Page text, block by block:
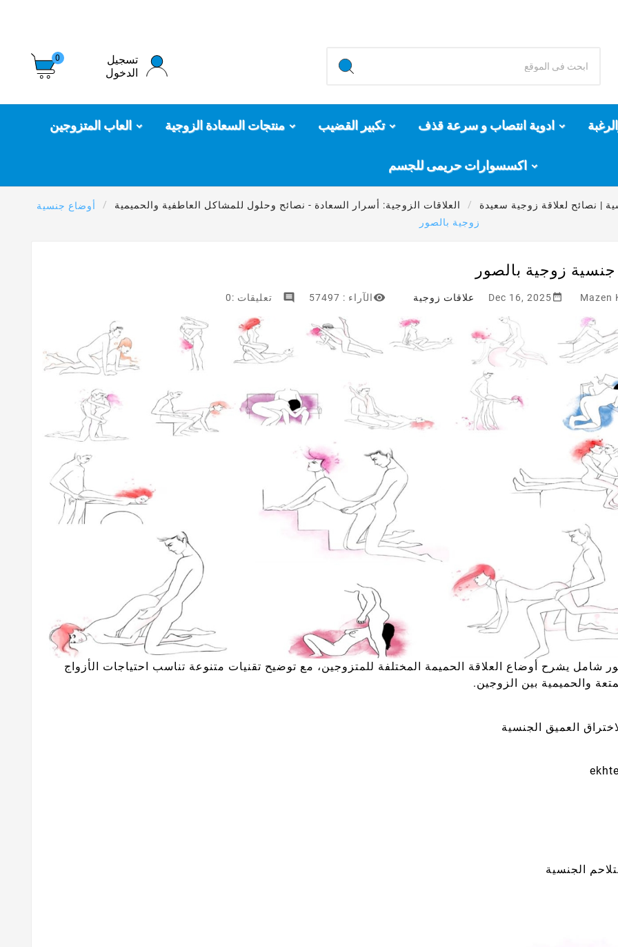
تسجيل
الدخول
0
ادوية انتصاب و سرعة قذف تكبير القضيب منتجات السعادة الزوجية العاب المتزوجين
اكسسوارات حريمى للجسم
| نصائح لعلاقة زوجية سعيدة العلاقات الزوجية: أسرار السعادة - نصائح وحلول للمشاكل العاطفية والحميمية
أوضاع جنسية
زوجية بالصور
زوجية بالصور
Mazen

Dec 16, 2025 علاقات زوجية الآراء :  تعليقات :0
شامل يشرح أوضاع العلاقة الحميمة المختلفة للمتزوجين، مع توضيح تقنيات متنوعة تناسب احتياجات الأزواج
والحميمية بين الزوجين.
العميق الجنسية
الجنسية